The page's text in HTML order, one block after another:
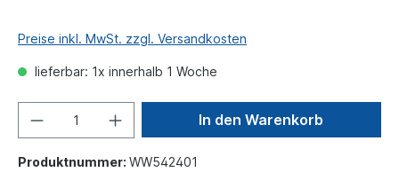
Preise inkl. MwSt. zzgl. Versandkosten
lieferbar: 1x innerhalb 1 Woche
In den Warenkorb
Produktnummer: WW542401